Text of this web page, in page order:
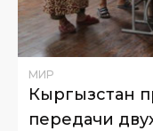
МИР
Кыргызстан
передачи